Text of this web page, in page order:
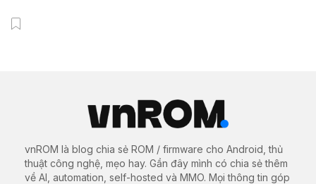
vnROM là blog chia sẻ ROM / firmware cho Android, thủ
thuật công nghệ, mẹo hay. Gần đây mình có chia sẻ thêm
về AI, automation, self-hosted và MMO. Mọi thông tin góp